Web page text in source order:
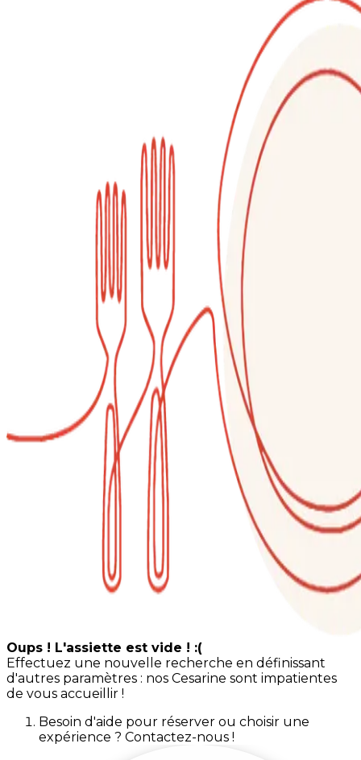
Oups ! L'assiette est vide ! :(
Effectuez une nouvelle recherche en définissant
d'autres paramètres : nos Cesarine sont impatientes
de vous accueillir !
Besoin d'aide pour réserver ou choisir une
expérience ? Contactez-nous !